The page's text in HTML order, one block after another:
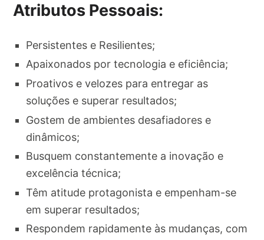
Atributos Pessoais:
Persistentes e Resilientes;
Apaixonados por tecnologia e eficiência;
Proativos e velozes para entregar as
soluções e superar resultados;
Gostem de ambientes desafiadores e
dinâmicos;
Busquem constantemente a inovação e
excelência técnica;
Têm atitude protagonista e empenham-se
em superar resultados;
Respondem rapidamente às mudanças, com